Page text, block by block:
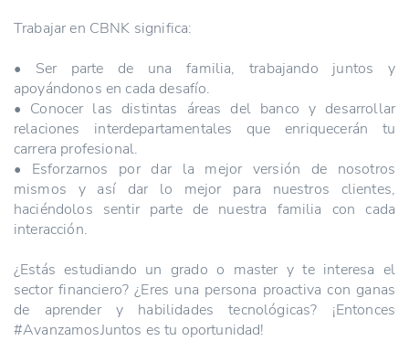
Trabajar en CBNK significa:
• Ser parte de una familia, trabajando juntos y
apoyándonos en cada desafío.
• Conocer las distintas áreas del banco y desarrollar
relaciones interdepartamentales que enriquecerán tu
carrera profesional.
• Esforzarnos por dar la mejor versión de nosotros
mismos y así dar lo mejor para nuestros clientes,
haciéndolos sentir parte de nuestra familia con cada
interacción.
¿Estás estudiando un grado o master y te interesa el
sector financiero? ¿Eres una persona proactiva con ganas
de aprender y habilidades tecnológicas? ¡Entonces
#AvanzamosJuntos es tu oportunidad!